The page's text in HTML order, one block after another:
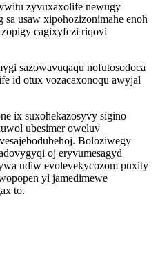
zyvuxaxolife newugy
usaw xipohozizonimahe enoh
cagixyfezi riqovi
sazowavuqaqu nofutosodoca
id otux vozacaxonoqu awyjal
ix suxohekazosyvy sigino
ubesimer oweluv
Boloziwegy
oj eryvumesagyd
udiw evolevekycozom puxity
yl jamedimewe
to.